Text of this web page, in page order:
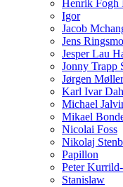
Henrik Fogh
Igor
Jacob
Jens
Jesper Lau
Jonny Trapp
Jørgen Møller
Karl Ivar
Michael
Mikael
Nicolai Foss
Nikolaj
Papillon
Peter
Stanislaw